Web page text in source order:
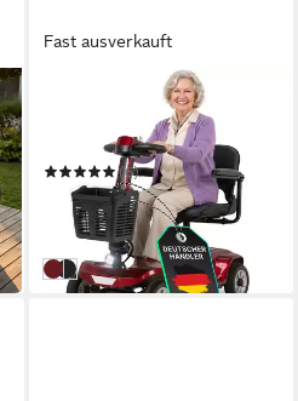
Fast ausverkauft
Elektromobil eFlux Mobility
M1 Elektromobil Rollator
(6)
700,01 € 1.999,99 €
-65%
in 2-3 Werktagen bei dir
RotSchwarz